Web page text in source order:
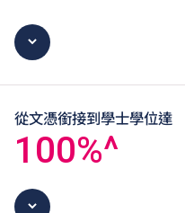
從文憑銜接到學士學位達
100%^